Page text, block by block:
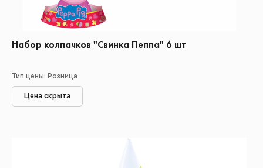
Набор колпачков "Свинка Пеппа" 6 шт
Тип цены: Розница
Цена скрыта